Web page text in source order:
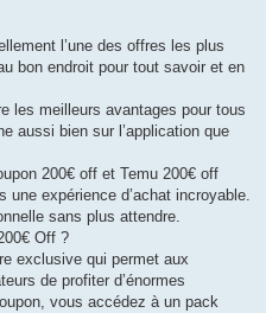
l’une des offres les plus
bon endroit pour tout savoir et en
les meilleurs avantages pour tous
aussi bien sur l’application que
200€ off et Temu 200€ off
expérience d’achat incroyable.
sans plus attendre.
Off ?
exclusive qui permet aux
de profiter d’énormes
vous accédez à un pack